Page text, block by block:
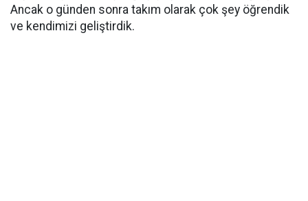
Ancak o günden sonra takım olarak çok şey öğrendik
ve kendimizi geliştirdik.